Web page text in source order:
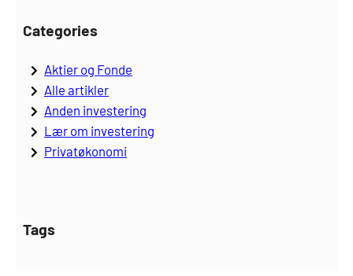
Categories
Aktier og Fonde
Alle artikler
Anden investering
Lær om investering
Privatøkonomi
Tags